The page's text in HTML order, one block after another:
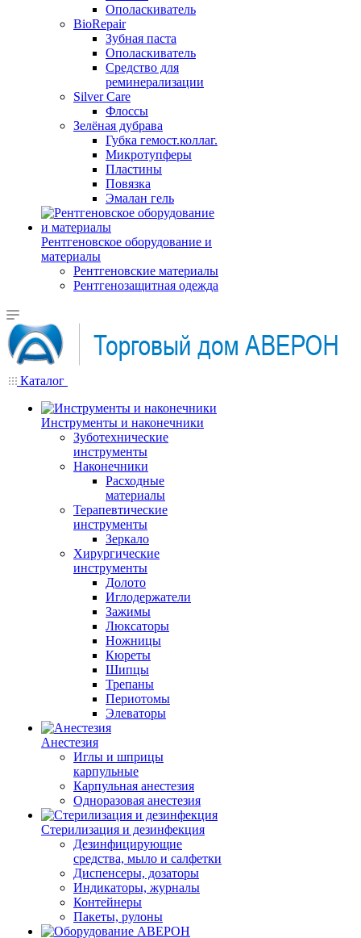
Ополаскиватель
BioRepair
Зубная паста
Ополаскиватель
Средство для
реминерализации
Silver Care
Флоссы
Зелёная дубрава
Губка гемост.коллаг.
Микротупферы
Пластины
Повязка
Эмалан гель
Рентгеновское оборудование и
материалы
Рентгеновские материалы
Рентгенозащитная одежда
Каталог
Инструменты и наконечники
Зуботехнические
инструменты
Наконечники
Расходные
материалы
Терапевтические
инструменты
Зеркало
Хирургические
инструменты
Долото
Иглодержатели
Зажимы
Люксаторы
Ножницы
Кюреты
Шипцы
Трепаны
Периотомы
Элеваторы
Анестезия
Иглы и шприцы
карпульные
Карпульная анестезия
Одноразовая анестезия
Стерилизация и дезинфекция
Дезинфицирующие
средства, мыло и салфетки
Диспенсеры, дозаторы
Индикаторы, журналы
Контейнеры
Пакеты, рулоны